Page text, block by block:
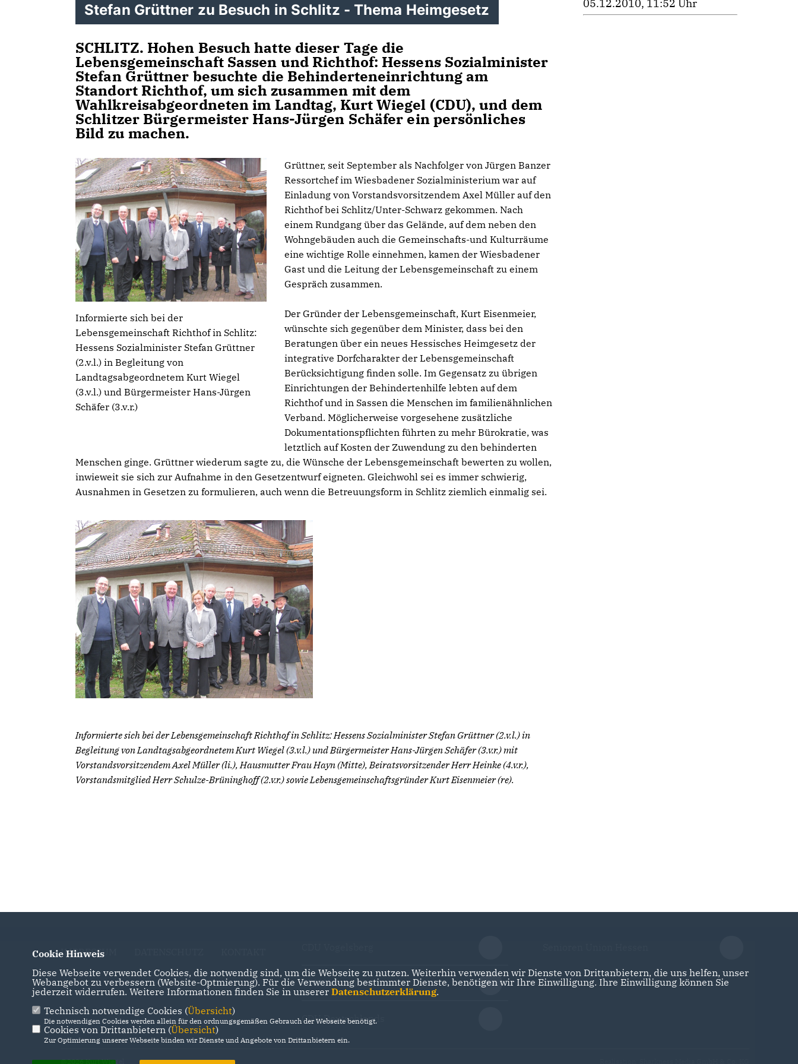
Stefan Grüttner zu Besuch in Schlitz - Thema Heimgesetz
SCHLITZ. Hohen Besuch hatte dieser Tage die
Lebensgemeinschaft Sassen und Richthof: Hessens Sozialminister
Stefan Grüttner besuchte die Behinderteneinrichtung am
Standort Richthof, um sich zusammen mit dem
Wahlkreisabgeordneten im Landtag, Kurt Wiegel (CDU), und dem
Schlitzer Bürgermeister Hans-Jürgen Schäfer ein persönliches
Bild zu machen.
Informierte sich bei der
Lebensgemeinschaft Richthof in Schlitz:
Hessens Sozialminister Stefan Grüttner
(2.v.l.) in Begleitung von
Landtagsabgeordnetem Kurt Wiegel
(3.v.l.) und Bürgermeister Hans-Jürgen
Schäfer (3.v.r.)
Grüttner, seit September als Nachfolger von Jürgen Banzer
Ressortchef im Wiesbadener Sozialministerium war auf
Einladung von Vorstandsvorsitzendem Axel Müller auf den
Richthof bei Schlitz/Unter-Schwarz gekommen. Nach
einem Rundgang über das Gelände, auf dem neben den
Wohngebäuden auch die Gemeinschafts-und Kulturräume
eine wichtige Rolle einnehmen, kamen der Wiesbadener
Gast und die Leitung der Lebensgemeinschaft zu einem
Gespräch zusammen.
Der Gründer der Lebensgemeinschaft, Kurt Eisenmeier,
wünschte sich gegenüber dem Minister, dass bei den
Beratungen über ein neues Hessisches Heimgesetz der
integrative Dorfcharakter der Lebensgemeinschaft
Berücksichtigung finden solle. Im Gegensatz zu übrigen
Einrichtungen der Behindertenhilfe lebten auf dem
Richthof und in Sassen die Menschen im familienähnlichen
Verband. Möglicherweise vorgesehene zusätzliche
Dokumentationspflichten führten zu mehr Bürokratie, was
letztlich auf Kosten der Zuwendung zu den behinderten
Menschen ginge. Grüttner wiederum sagte zu, die Wünsche der Lebensgemeinschaft bewerten zu wollen,
inwieweit sie sich zur Aufnahme in den Gesetzentwurf eigneten. Gleichwohl sei es immer schwierig,
Ausnahmen in Gesetzen zu formulieren, auch wenn die Betreuungsform in Schlitz ziemlich einmalig sei.
Informierte sich bei der Lebensgemeinschaft Richthof in Schlitz: Hessens Sozialminister Stefan Grüttner (2.v.l.) in
Begleitung von Landtagsabgeordnetem Kurt Wiegel (3.v.l.) und Bürgermeister Hans-Jürgen Schäfer (3.v.r.) mit
Vorstandsvorsitzendem Axel Müller (li.), Hausmutter Frau Hayn (Mitte), Beiratsvorsitzender Herr Heinke (4.v.r.),
Vorstandsmitglied Herr Schulze-Brüninghoff (2.v.r.) sowie Lebensgemeinschaftsgründer Kurt Eisenmeier (re).
05.12.2010, 11:52 Uhr
IMPRESSUM
CDU Hessen
CDU Deutschlands
@2026 Kurt Wiegel
Cookie Hinweis
Diese Webseite verwendet Cookies, die notwendig sind, um die Webseite zu nutzen. Weiterhin verwenden wir Dienste von Drittanbietern, die uns helfen, unser
Webangebot zu verbessern (Website-Optmierung). Für die Verwendung bestimmter Dienste, benötigen wir Ihre Einwilligung. Ihre Einwilligung können Sie
jederzeit widerrufen. Weitere Informationen finden Sie in unserer Datenschutzerklärung.
Technisch notwendige Cookies (Übersicht)
Die notwendigen Cookies werden allein für den ordnungsgemäßen Gebrauch der Webseite benötigt.
Cookies von Drittanbietern (Übersicht)
Zur Optimierung unserer Webseite binden wir Dienste und Angebote von Drittanbietern ein.